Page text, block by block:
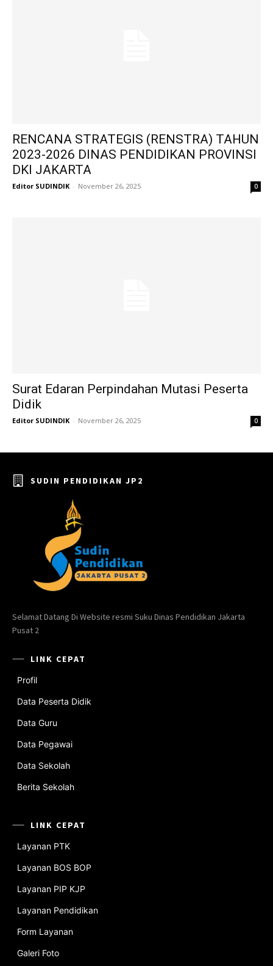
RENCANA STRATEGIS (RENSTRA) TAHUN
2023-2026 DINAS PENDIDIKAN PROVINSI
DKI JAKARTA
Editor SUDINDIK - November 26, 2025 0
Surat Edaran Perpindahan Mutasi Peserta
Didik
Editor SUDINDIK - November 26, 2025 0
SUDIN PENDIDIKAN JP2
Selamat Datang Di Website resmi Suku Dinas Pendidikan Jakarta
Pusat 2
LINK CEPAT
Profil
Data Peserta Didik
Data Guru
Data Pegawai
Data Sekolah
Berita Sekolah
LINK CEPAT
Layanan PTK
Layanan BOS BOP
Layanan PIP KJP
Layanan Pendidikan
Form Layanan
Galeri Foto